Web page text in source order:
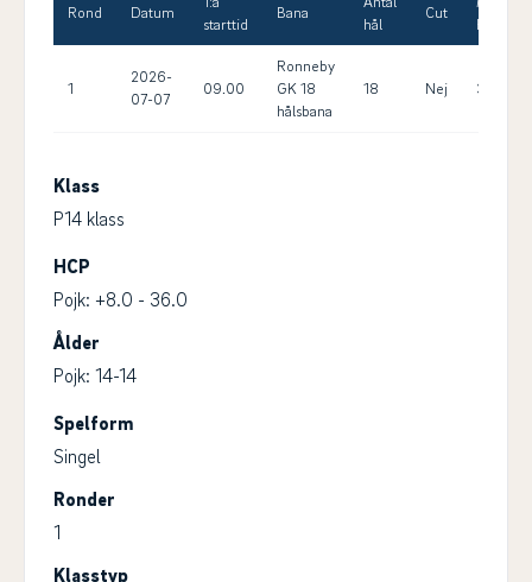
Rond Datum
starttid
Bana
hål
Cut
HCP
1
2026-
07-07
09.00
Ronneby
GK 18
hålsbana
18 Nej 36.0
Klass
P14 klass
HCP
Pojk: +8.0 - 36.0
Ålder
Pojk: 14-14
Spelform
Singel
Ronder
1
Klasstyp